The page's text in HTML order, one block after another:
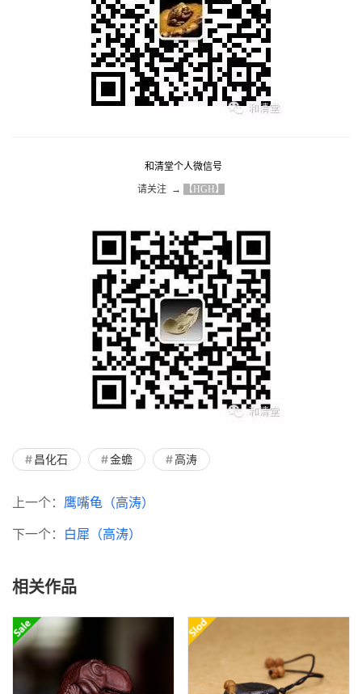
和清堂个人微信号
请关注  → 【HGH】
昌化石 金蟾 高涛
上一个： 鹰嘴龟（高涛）
下一个： 白犀（高涛）
相关作品